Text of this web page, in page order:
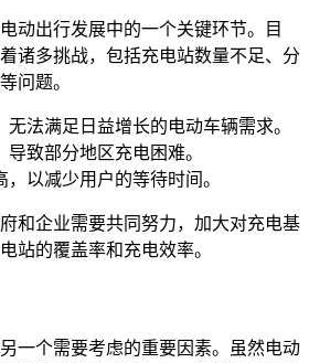
动出行发展中的一个关键环节。目
诸多挑战，包括充电站数量不足、分
问题。
无法满足日益增长的电动车辆需求。
致部分地区充电困难。
以减少用户的等待时间。
和企业需要共同努力，加大对充电基
站的覆盖率和充电效率。
一个需要考虑的重要因素。虽然电动